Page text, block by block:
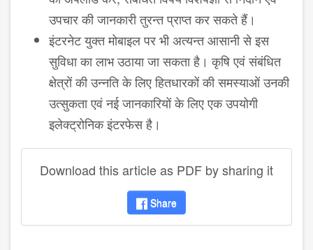
उपचार की जानकारी तुरन्‍त प्राप्‍त कर सकते हैं।
इंटरनेट युक्‍त मोबाइल पर भी अत्‍यन्‍त आसानी से इस
सुविधा का लाभ उठाया जा सकता है। कृषि एवं संबंधित
क्षेत्रों की उन्‍नति के लिए हितधारकों की समस्‍याओं उनकी
उत्‍सुकता एवं नई जानकारियों के लिए एक उपयोगी
इलेक्‍ट्रोनिक इंटरफेस है।
Download this article as PDF by sharing it
Share